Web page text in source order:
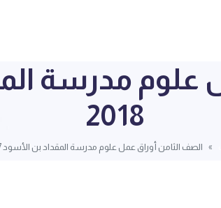
2018
الصف الثامن أوراق عمل علوم مدرسة المقداد بن الأسود 2017-2018